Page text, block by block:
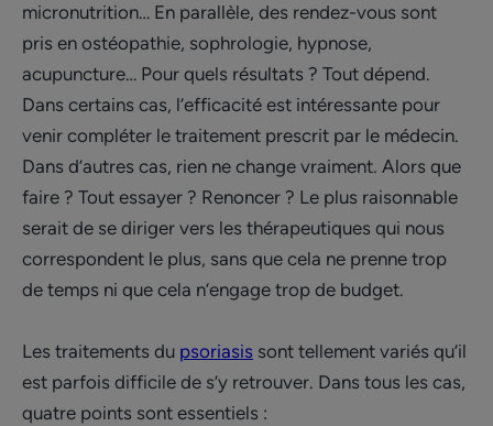
micronutrition… En parallèle, des rendez-vous sont
pris en ostéopathie, sophrologie, hypnose,
acupuncture… Pour quels résultats ? Tout dépend.
Dans certains cas, l’efficacité est intéressante pour
venir compléter le traitement prescrit par le médecin.
Dans d’autres cas, rien ne change vraiment. Alors que
faire ? Tout essayer ? Renoncer ? Le plus raisonnable
serait de se diriger vers les thérapeutiques qui nous
correspondent le plus, sans que cela ne prenne trop
de temps ni que cela n’engage trop de budget.
Les traitements du psoriasis sont tellement variés qu’il
est parfois difficile de s’y retrouver. Dans tous les cas,
quatre points sont essentiels :